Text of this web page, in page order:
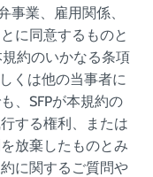
事業、雇用関係、
に同意するものと
規約のいかなる条項
くは他の当事者に
、SFPが本規約の
する権利、または
放棄したものとみ
に関するご質問や